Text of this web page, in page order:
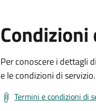
Per conoscere i dettagli
e le condizioni di servizio.
Termini e condizioni di